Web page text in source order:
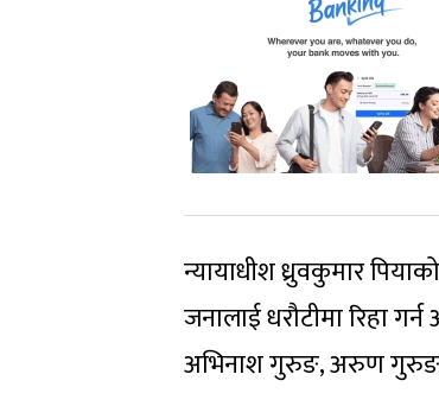
न्यायाधीश ध्रुवकुमार
जनालाई धरौटीमा रिहा
अभिनाश गुरुङ, अरुण गुरुङ,